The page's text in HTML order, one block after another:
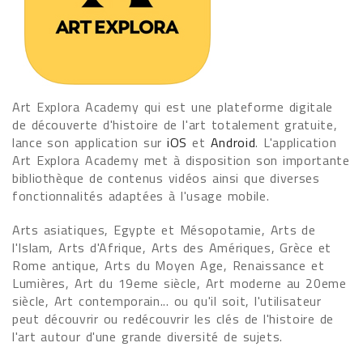
Art Explora Academy qui est une plateforme digitale
de découverte d'histoire de l'art totalement gratuite,
lance son application suriOS et Android. L'application
Art Explora Academy met à disposition son importante
bibliothèque de contenus vidéos ainsi que diverses
fonctionnalités adaptées à l'usage mobile.
Arts asiatiques, Egypte et Mésopotamie, Arts de
l'Islam, Arts d'Afrique, Arts des Amériques, Grèce et
Rome antique, Arts du Moyen Age, Renaissance et
Lumières, Art du 19eme siècle, Art moderne au 20eme
siècle, Art contemporain... ou qu'il soit, l'utilisateur
peut découvrir ou redécouvrir les clés de l'histoire de
l'art autour d'une grande diversité de sujets.